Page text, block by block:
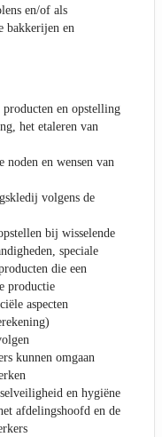
en/of als
bakkerijen en
en opstelling
het etaleren van
noden en wensen van
volgens de
bij wisselende
speciale
die een
productie
aspecten
kunnen omgaan
en hygiëne
afdelingshoofd en de